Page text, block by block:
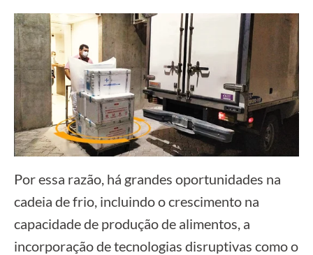
Por essa razão, há grandes oportunidades na
cadeia de frio, incluindo o crescimento na
capacidade de produção de alimentos, a
incorporação de tecnologias disruptivas como o